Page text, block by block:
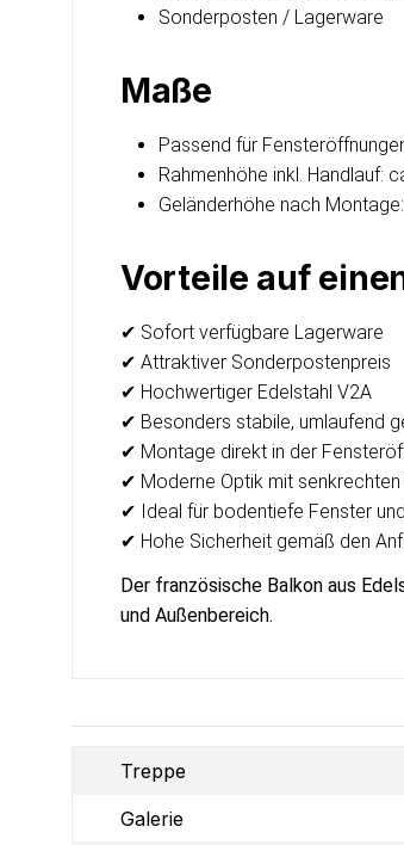
Sonderposten / Lagerware
Maße
Passend für
Rahmenhöhe inkl. Handlauf:
Geländerhöhe nach
Vorteile auf
✔ Sofort verfügbare Lagerware
✔ Attraktiver Sonderpostenpreis
✔ Hochwertiger Edelstahl V2A
✔ Besonders stabile, umlaufend
✔ Montage direkt in der
✔ Moderne Optik mit senkrechten
✔ Ideal für bodentiefe Fenster
✔ Hohe Sicherheit gemäß den
Der französische Balkon aus
und Außenbereich.
Treppe
Galerie